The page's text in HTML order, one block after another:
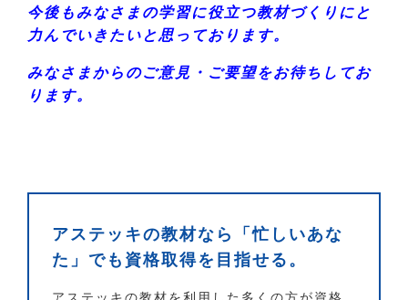
今後もみなさまの学習に役立つ教材づくりにと
力んでいきたいと思っております。
みなさまからのご意見・ご要望をお待ちしてお
ります。
アステッキの教材なら「忙しいあな
た」でも資格取得を目指せる。